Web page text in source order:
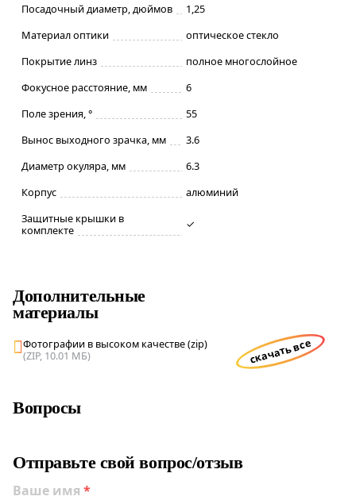
Посадочный диаметр, дюймов
1,25
Материал оптики
оптическое стекло
Покрытие линз
полное многослойное
Фокусное расстояние, мм
6
Поле зрения, °
55
Вынос выходного зрачка, мм
3.6
Диаметр окуляра, мм
6.3
Корпус
алюминий
Защитные крышки в
комплекте
✓
Дополнительные
материалы
Фотографии в высоком качестве (zip)
(ZIP, 10.01 МБ)
скачать все
Вопросы
Отправьте свой вопрос/отзыв
Ваше имя *